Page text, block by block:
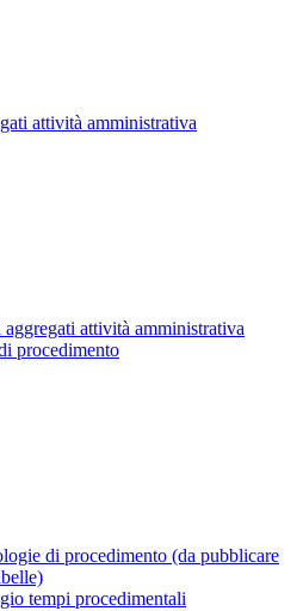
attività amministrativa
aggregati attività amministrativa
procedimento
di procedimento (da pubblicare
tempi procedimentali